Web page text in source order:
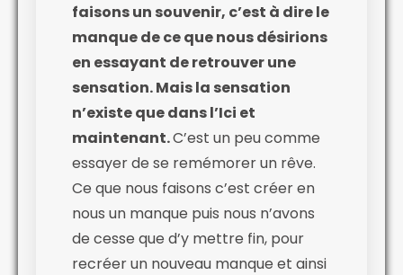
faisons un souvenir, c’est à dire le
manque de ce que nous désirions
en essayant de retrouver une
sensation. Mais la sensation
n’existe que dans l’Ici et
maintenant.C’est un peu comme
essayer de se remémorer un rêve.
Ce que nous faisons c’est créer en
nous un manque puis nous n’avons
de cesse que d’y mettre fin, pour
recréer un nouveau manque et ainsi